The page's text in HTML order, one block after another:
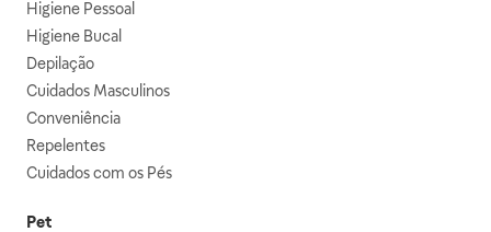
Higiene Pessoal
Higiene Bucal
Depilação
Cuidados Masculinos
Conveniência
Repelentes
Cuidados com os Pés
Pet